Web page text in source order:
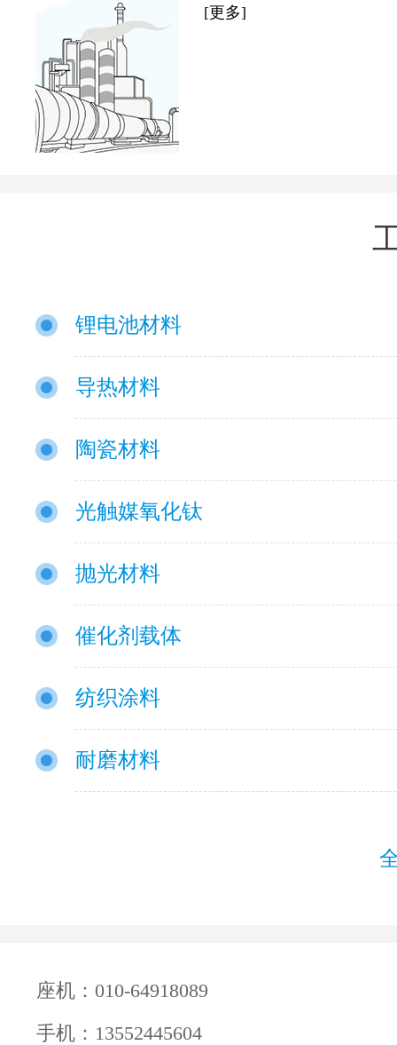
[更多]
锂电池材料
导热材料
陶瓷材料
光触媒氧化钛
抛光材料
催化剂载体
纺织涂料
耐磨材料
座机：010-64918089
手机：13552445604